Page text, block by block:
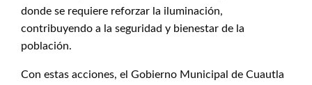
donde se requiere reforzar la iluminación,
contribuyendo a la seguridad y bienestar de la
población.
Con estas acciones, el Gobierno Municipal de Cuautla